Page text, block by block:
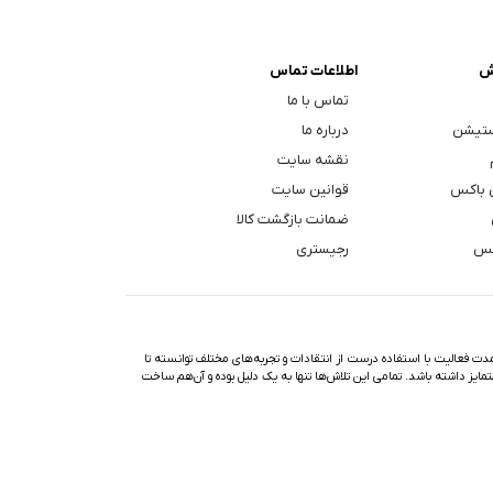
باکس
اطلاعات تماس
تماس با ما
درباره ما
نقشه سایت
قوانین سایت
ضمانت بازگشت کالا
رجیستری
با استفاده درست از انتقادات و تجربه‌های مختلف توانسته تا
داشته باشد. تمامی این تلاش‌ها تنها به یک دلیل بوده و آن‌هم ساخت